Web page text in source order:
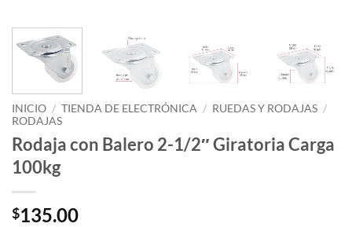
INICIO / TIENDA DE ELECTRÓNICA / RUEDAS Y RODAJAS /
RODAJAS
Rodaja con Balero 2-1/2″ Giratoria Carga
100kg
$135.00